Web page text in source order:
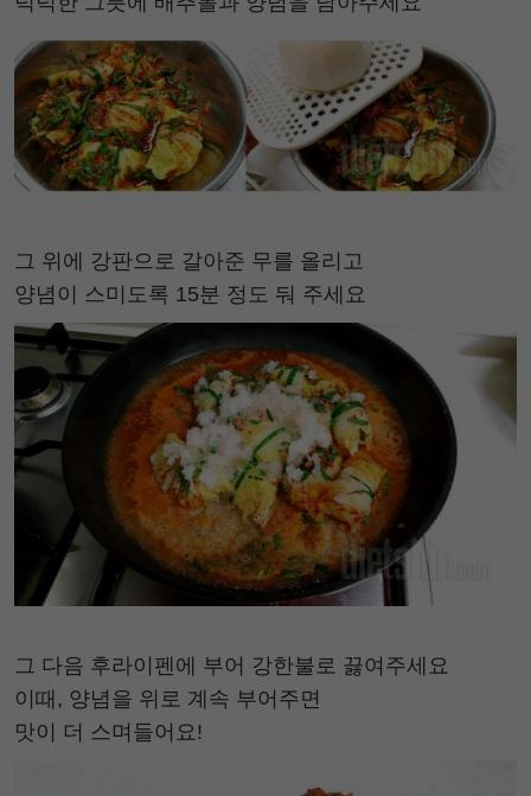
그 위에 강판으로 갈아준 무를 올리고
양념이 스미도록 15분 정도 둬 주세요
그 다음 후라이펜에 부어 강한불로 끓여주세요
이때, 양념을 위로 계속 부어주면
맛이 더 스며들어요!